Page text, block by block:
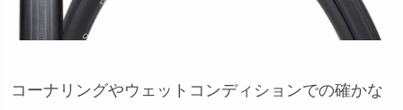
コーナリングやウェットコンディションでの確かな